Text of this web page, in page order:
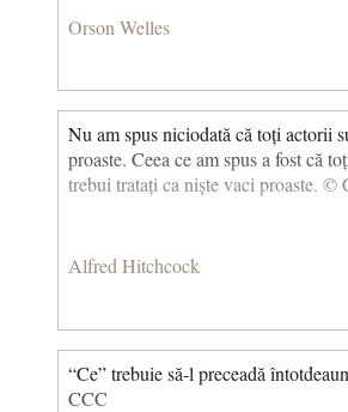
Orson Welles
Nu am spus niciodată că toți actorii
proaste. Ceea ce am spus a fost că
trebui tratați ca niște vaci proaste. ©
Alfred Hitchcock
“Ce” trebuie să-l preceadă
CCC